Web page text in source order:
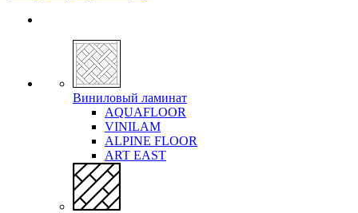
Виниловый ламинат
AQUAFLOOR
VINILAM
ALPINE FLOOR
ART EAST